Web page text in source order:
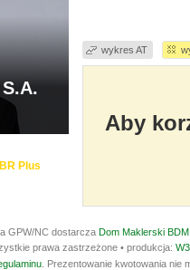
wykres AT
Aby
Plus
GPW/NC dostarcza Dom Maklerski
prawa zastrzeżone • produkcja:
. Prezentowanie kwotowania